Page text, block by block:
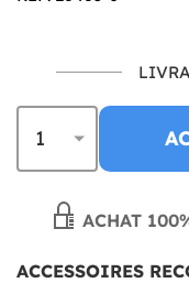
ACHAT
ACCESSOIRES